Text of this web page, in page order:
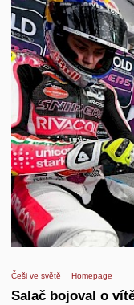
Češi ve světě Homepage
Salač bojoval o